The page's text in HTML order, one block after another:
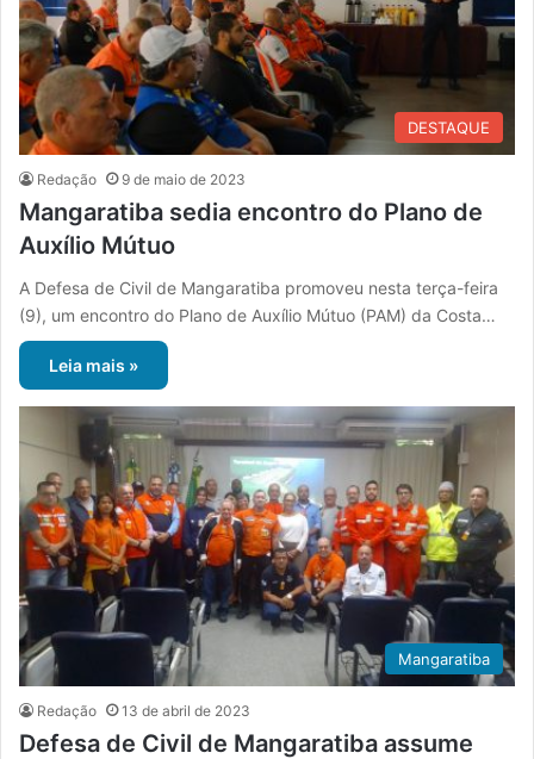
DESTAQUE
Redação 9 de maio de 2023
Mangaratiba sedia encontro do Plano de
Auxílio Mútuo
A Defesa de Civil de Mangaratiba promoveu nesta terça-feira
(9), um encontro do Plano de Auxílio Mútuo (PAM) da Costa…
Leia mais »
Mangaratiba
Redação 13 de abril de 2023
Defesa de Civil de Mangaratiba assume